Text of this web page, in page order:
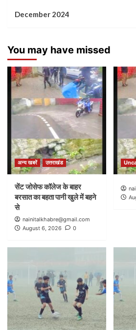
December 2024
You may have missed
अन्य खबरें उत्तराखंड
सेंट जोसेफ कॉलेज के बाहर
बरसात का बहता पानी खुले में बहने
से
nainitalkhabre@gmail.com
August 6, 2026
0